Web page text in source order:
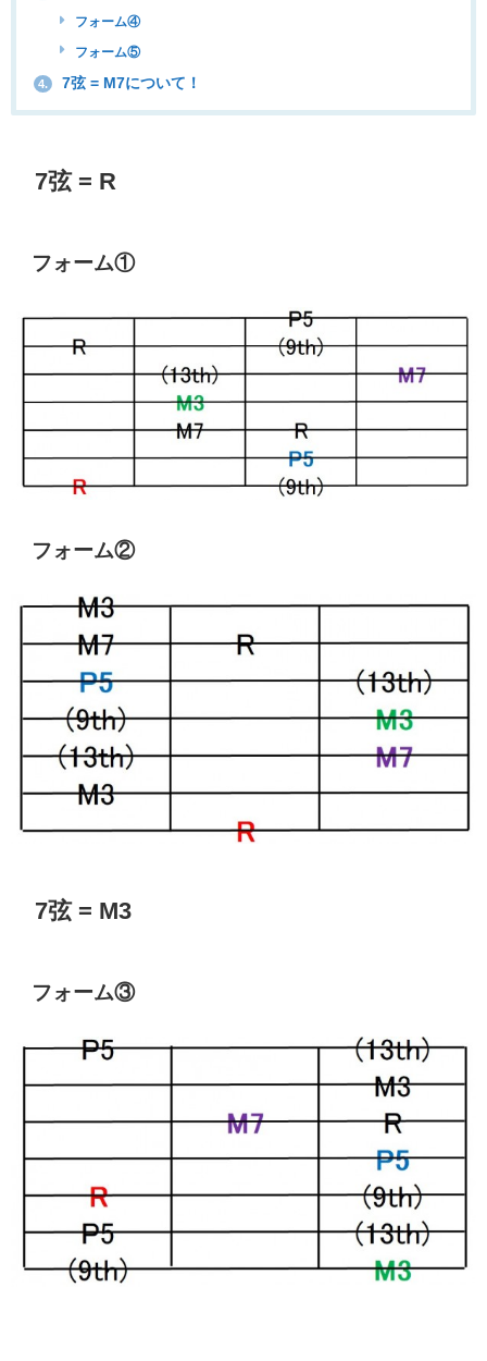
フォーム④
フォーム⑤
4. 7弦 = M7について！
7弦 = R
フォーム①
フォーム②
7弦 = M3
フォーム③